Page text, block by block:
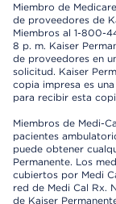
Miembro de
de proveedores de
Miembros al 1-800-
8 p. m. Kaiser
de proveedores en
solicitud. Kaiser
copia impresa es
para recibir esta
Miembros de Medi-
pacientes
puede obtener
Permanente. Los
cubiertos por Medi
red de Medi Cal Rx.
de Kaiser